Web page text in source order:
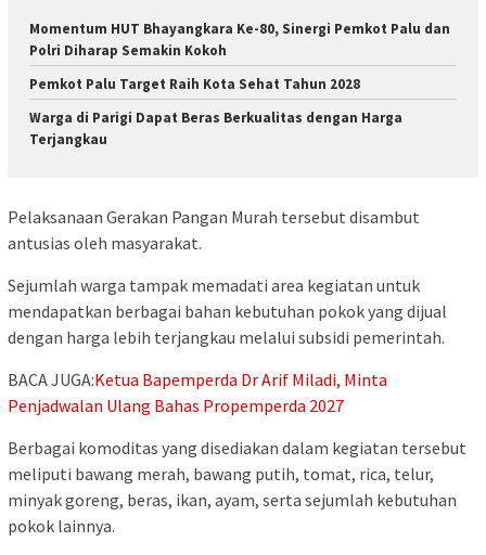
Momentum HUT Bhayangkara Ke-80, Sinergi Pemkot Palu dan
Polri Diharap Semakin Kokoh
Pemkot Palu Target Raih Kota Sehat Tahun 2028
Warga di Parigi Dapat Beras Berkualitas dengan Harga
Terjangkau
Pelaksanaan Gerakan Pangan Murah tersebut disambut
antusias oleh masyarakat.
Sejumlah warga tampak memadati area kegiatan untuk
mendapatkan berbagai bahan kebutuhan pokok yang dijual
dengan harga lebih terjangkau melalui subsidi pemerintah.
BACA JUGA:Ketua Bapemperda Dr Arif Miladi, Minta
Penjadwalan Ulang Bahas Propemperda 2027
Berbagai komoditas yang disediakan dalam kegiatan tersebut
meliputi bawang merah, bawang putih, tomat, rica, telur,
minyak goreng, beras, ikan, ayam, serta sejumlah kebutuhan
pokok lainnya.